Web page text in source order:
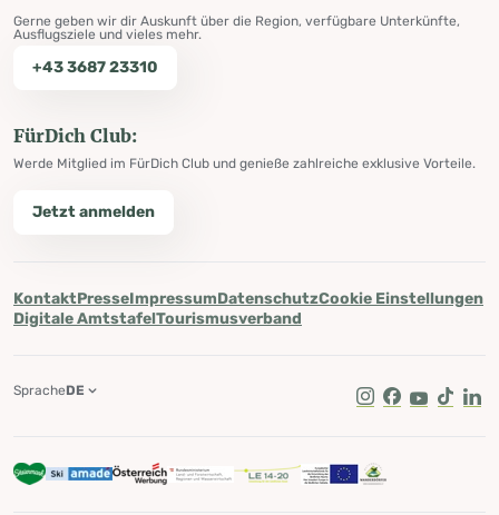
Gerne geben wir dir Auskunft über die Region, verfügbare Unterkünfte,
Ausflugsziele und vieles mehr.
+43 3687 23310
FürDich Club:
Werde Mitglied im FürDich Club und genieße zahlreiche exklusive Vorteile.
Jetzt anmelden
KontaktPresseImpressumDatenschutzCookie Einstellungen
Digitale AmtstafelTourismusverband
Instagram
Facebook
Youtube
Tik Tok
SpracheDE